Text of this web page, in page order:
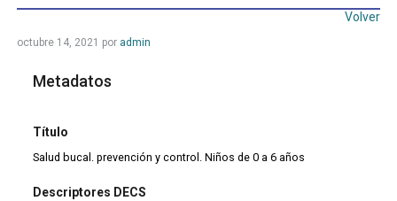
Volver
octubre 14, 2021 por admin
Metadatos
Título
Salud bucal. prevención y control. Niños de 0 a 6 años
Descriptores DECS